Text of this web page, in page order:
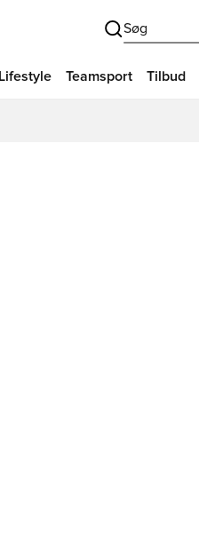
Søg
Lifestyle Teamsport Tilbud